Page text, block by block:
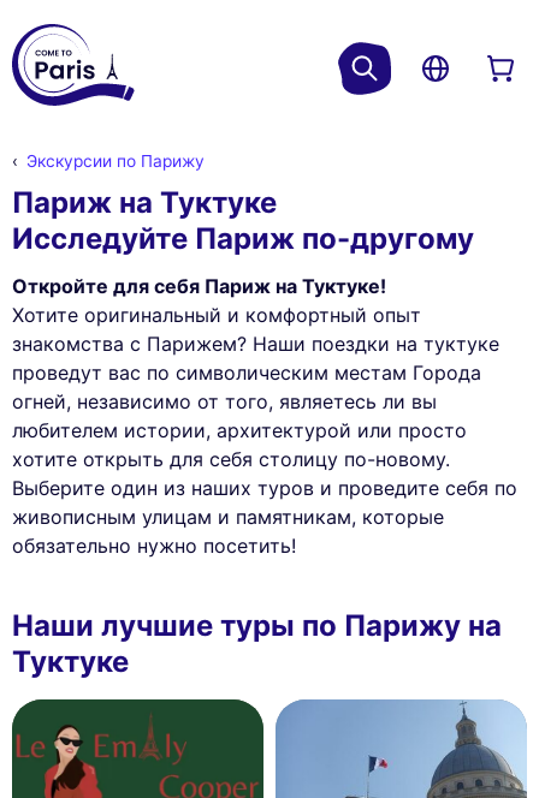
Экскурсии по Парижу
Париж на Туктуке
Исследуйте Париж по-другому
Откройте для себя Париж на Туктуке!
Хотите оригинальный и комфортный опыт
знакомства с Парижем? Наши поездки на туктуке
проведут вас по символическим местам Города
огней, независимо от того, являетесь ли вы
любителем истории, архитектурой или просто
хотите открыть для себя столицу по-новому.
Выберите один из наших туров и проведите себя по
живописным улицам и памятникам, которые
обязательно нужно посетить!
Наши лучшие туры по Парижу на
Туктуке